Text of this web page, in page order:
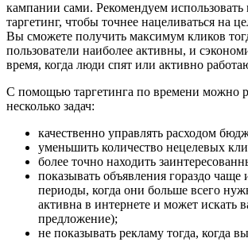
кампании сами. Рекомендуем использовать
таргетинг, чтобы точнее нацеливаться на
Вы сможете получить максимум кликов
пользователи наиболее активны, и
время, когда люди спят или активно
С помощью таргетинга по времени можно
несколько задач:
качественно управлять расходом
уменьшить количество нецелевых
более точно находить
показывать объявления гораздо чаще
периоды, когда они больше всего
активна в интернете и может искать
предложение);
не показывать рекламу тогда, когда